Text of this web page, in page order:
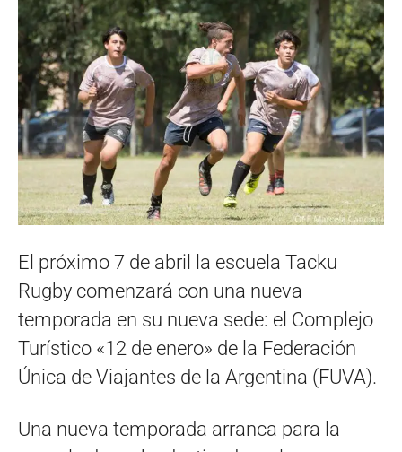
El próximo 7 de abril la escuela Tacku
Rugby comenzará con una nueva
temporada en su nueva sede: el Complejo
Turístico «12 de enero» de la Federación
Única de Viajantes de la Argentina (FUVA).
Una nueva temporada arranca para la